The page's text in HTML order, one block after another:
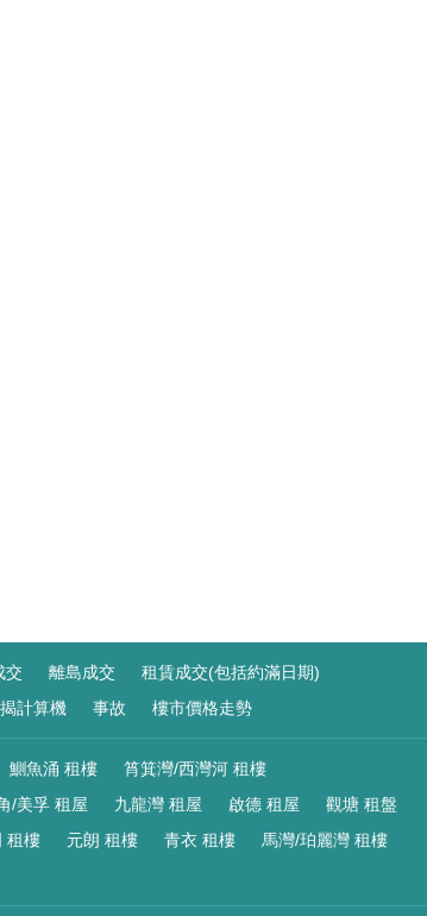
交 離島成交
租賃成交(包括約滿日期)
計算機 事故 樓市價格走勢
鰂魚涌 租樓
筲箕灣/西灣河 租樓
/美孚 租屋 九龍灣 租屋 啟德 租屋
觀塘 租盤
租樓 元朗 租樓 青衣 租樓
馬灣/珀麗灣 租樓